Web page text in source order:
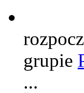
grupie
...